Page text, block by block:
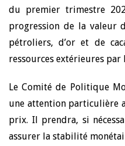
du premier trimestre
progression de la valeur
pétroliers, d’or et de
ressources extérieures par
Le Comité de Politique
une attention particulière
prix. Il prendra, si
assurer la stabilité